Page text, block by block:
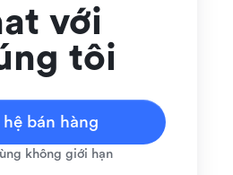
với
tôi
hệ bán hàng
không giới hạn